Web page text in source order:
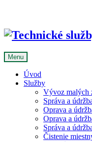
Menu
Úvod
Služby
Vývoz malých
Správa a
Oprava a
Oprava a
Správa a
Čistenie